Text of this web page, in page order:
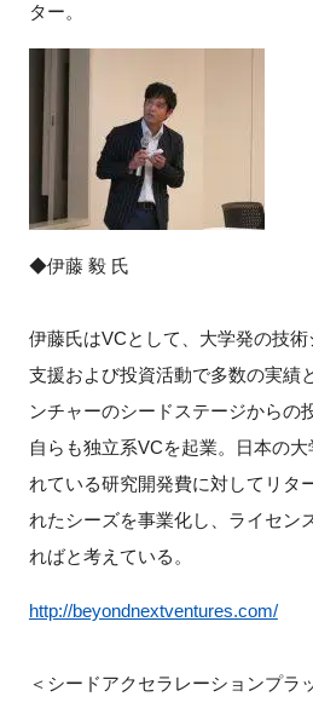
ター。
◆伊藤 毅 氏
伊藤氏はVCとして、大学発の技
支援および投資活動で多数の実績
ンチャーのシードステージからの
自らも独立系VCを起業。日本の
れている研究開発費に対してリタ
れたシーズを事業化し、ライセン
ればと考えている。
http://beyondnextventures.com/
＜シードアクセラレーションプラ